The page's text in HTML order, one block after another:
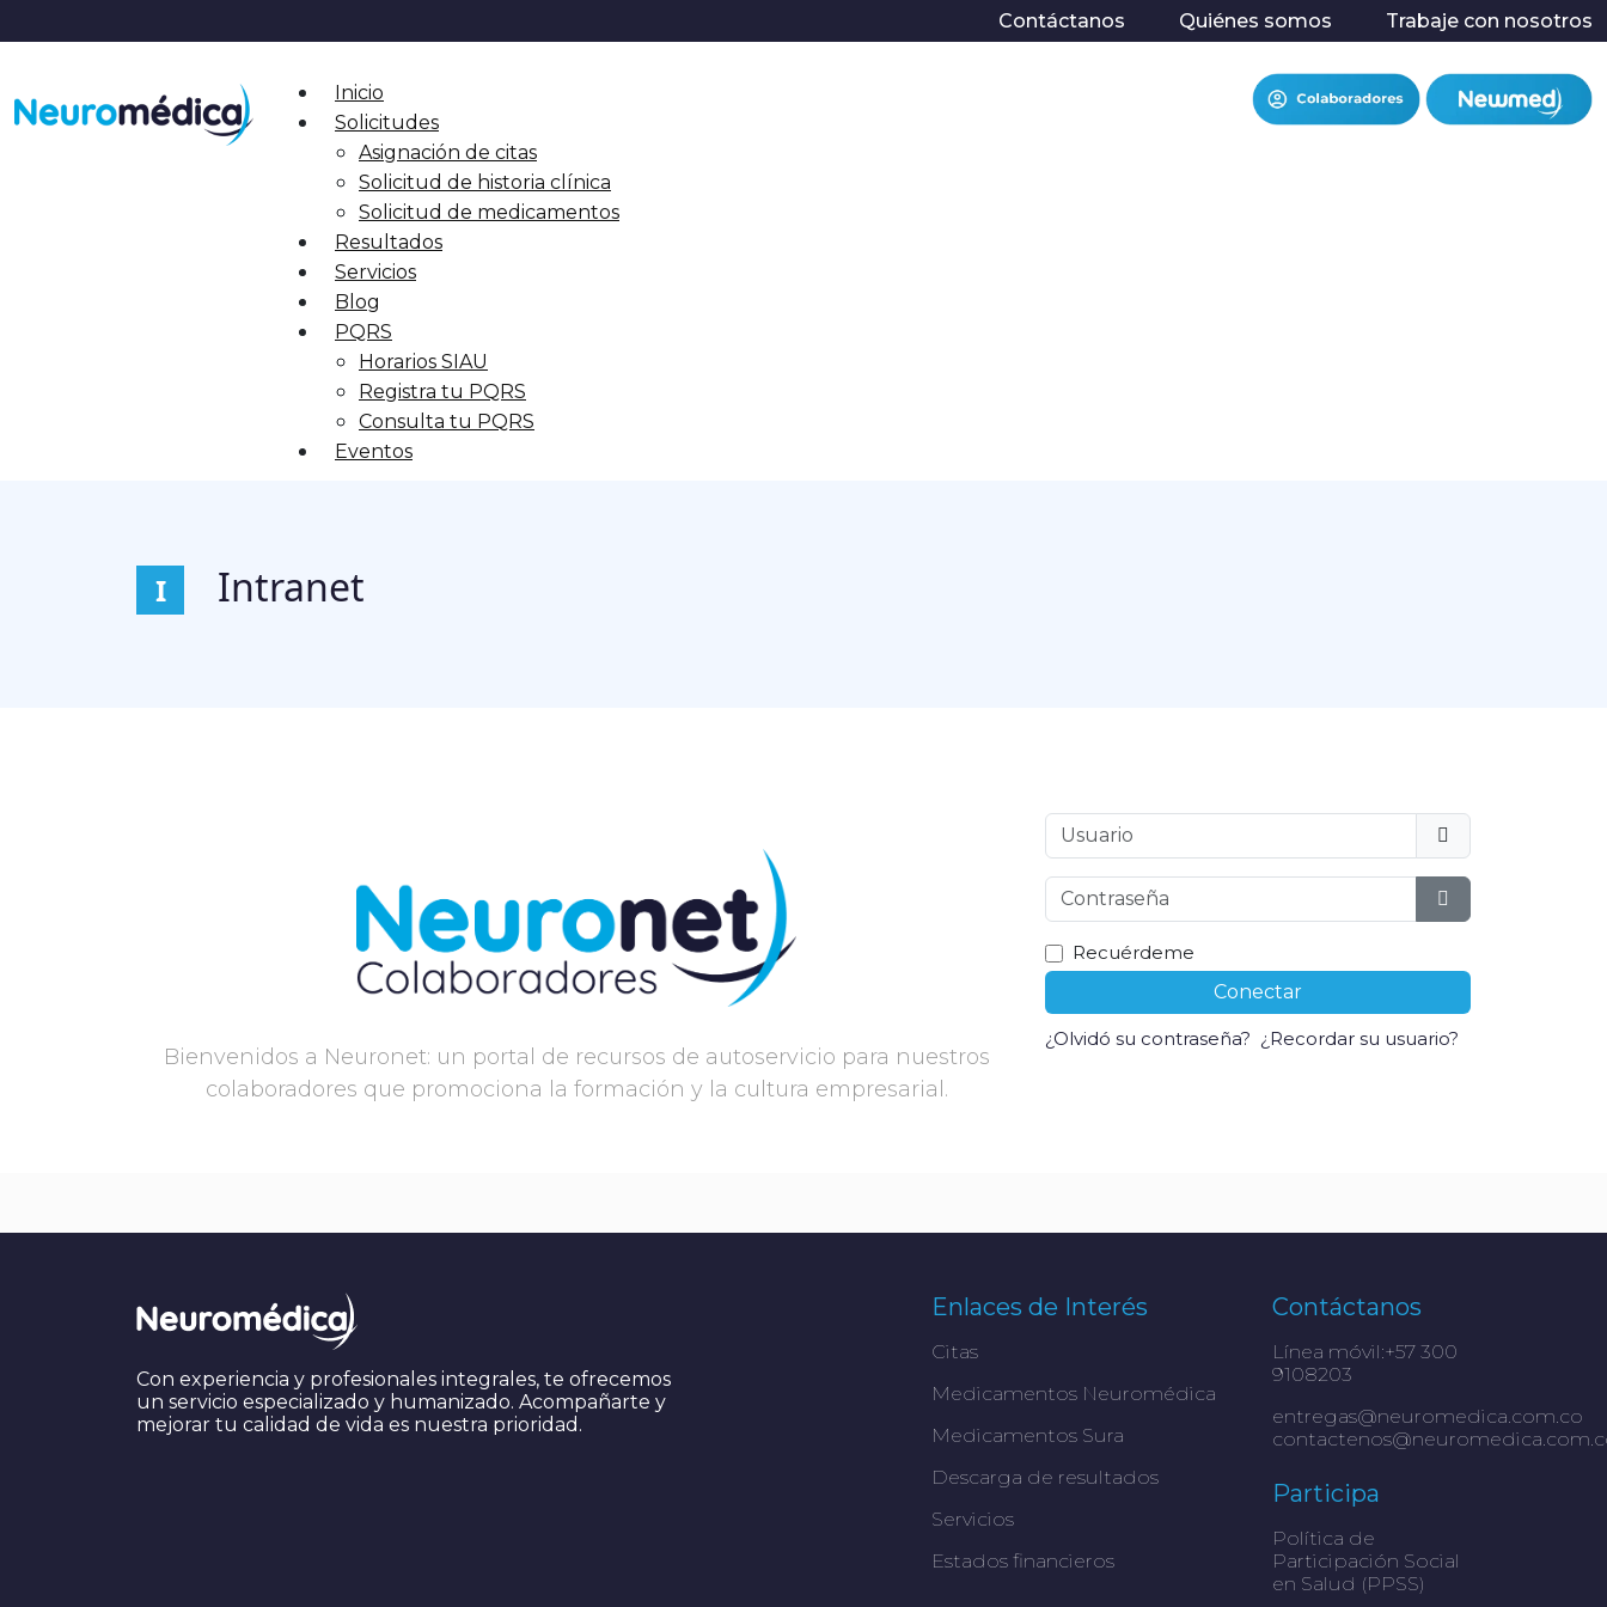
Contáctanos Quiénes somos Trabaje con nosotros
Inicio
Solicitudes
Asignación de citas
Solicitud de historia clínica
Solicitud de medicamentos
Resultados
Servicios
Blog
PQRS
Horarios SIAU
Registra tu PQRS
Consulta tu PQRS
Eventos
I Intranet
Bienvenidos a Neuronet: un portal de recursos de autoservicio para nuestros
colaboradores que promociona la formación y la cultura empresarial.
Usuario
Contraseña
Mostrar
Recuérdeme
Conectar
¿Olvidó su contraseña? ¿Recordar su usuario?
Con experiencia y profesionales integrales, te ofrecemos
un servicio especializado y humanizado. Acompañarte y
mejorar tu calidad de vida es nuestra prioridad.
Enlaces de Interés
Citas
Medicamentos Neuromédica
Medicamentos Sura
Descarga de resultados
Servicios
Estados financieros
Contáctanos
Línea móvil:+57 300
9108203
entregas@neuromedica.com.co
Participa
Política de
Participación Social
en Salud (PPSS)